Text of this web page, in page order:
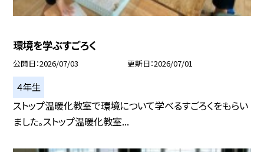
環境を学ぶすごろく
公開日 2026/07/03 更新日 2026/07/01
４年生
ストップ温暖化教室で環境について学べるすごろくをもらい
ました。ストップ温暖化教室...